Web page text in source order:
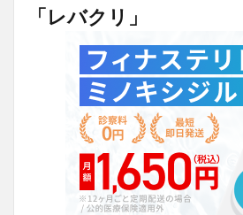
「レバクリ」